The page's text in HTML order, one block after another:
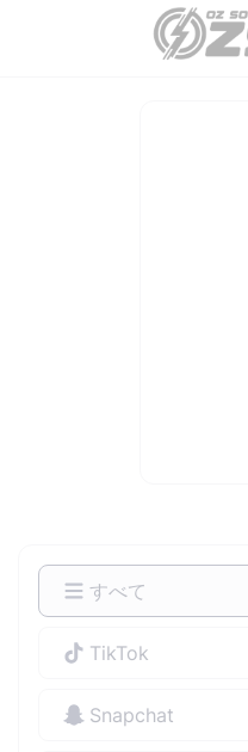
すべて
TikTok
Snapchat